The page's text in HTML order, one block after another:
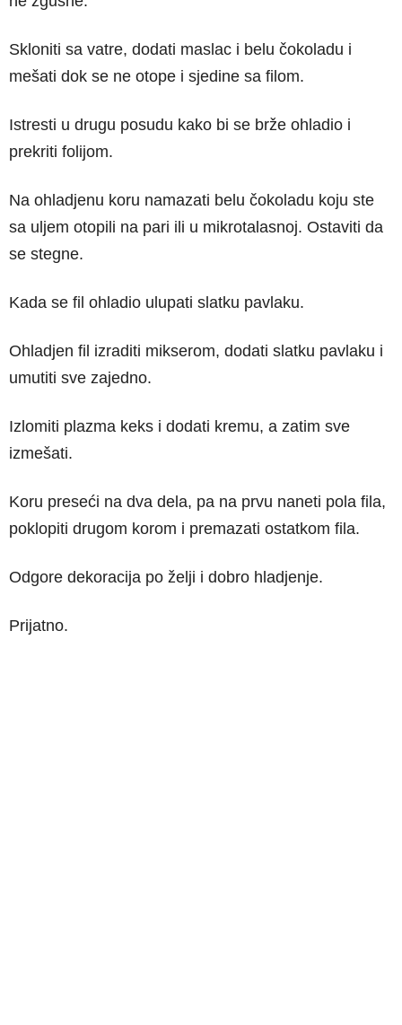
Skloniti sa vatre, dodati maslac i belu čokoladu i
mešati dok se ne otope i sjedine sa filom.
Istresti u drugu posudu kako bi se brže ohladio i
prekriti folijom.
Na ohladjenu koru namazati belu čokoladu koju ste
sa uljem otopili na pari ili u mikrotalasnoj. Ostaviti da
se stegne.
Kada se fil ohladio ulupati slatku pavlaku.
Ohladjen fil izraditi mikserom, dodati slatku pavlaku i
umutiti sve zajedno.
Izlomiti plazma keks i dodati kremu, a zatim sve
izmešati.
Koru preseći na dva dela, pa na prvu naneti pola fila,
poklopiti drugom korom i premazati ostatkom fila.
Odgore dekoracija po želji i dobro hladjenje.
Prijatno.